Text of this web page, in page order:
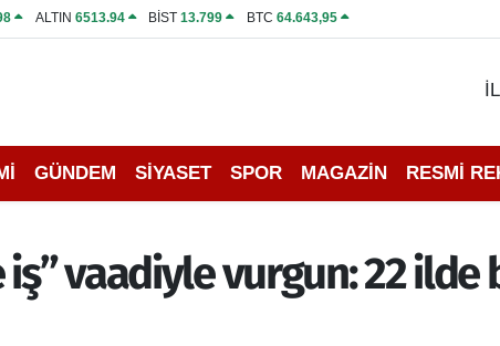
ALTIN 6513.94 BİST13.799 BTC 64.643,95
GÜNDEM SİYASET SPOR MAGAZİN RESMİ
vaadiyle vurgun: 22 ilde